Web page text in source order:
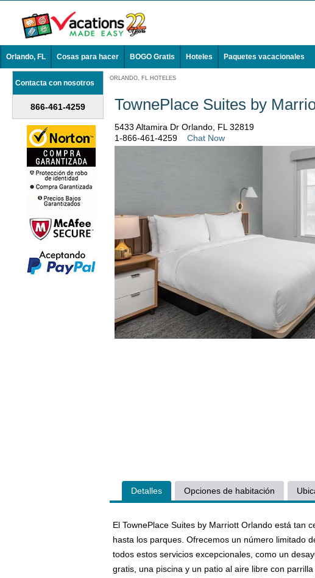
Orlando, FL Cosas para hacer BOGO Gratis Hoteles Paquetes vacacionales
Contacta con nosotros
866-461-4259
ORLANDO, FL HOTELES
TownePlace Suites by
5433 Altamira Dr Orlando, FL 32819
1-866-461-4259
Chat Now
Detalles Opciones de habitación
El TownePlace Suites by Marriott Orlando está tan
hasta los parques. Ofrecemos un número limitado
todos estos servicios excepcionales, como un
gratis, una piscina y un patio al aire libre con